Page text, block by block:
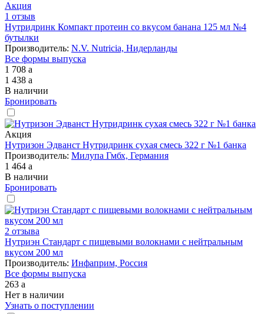
Акция
1 отзыв
Нутридринк Компакт протеин со вкусом банана 125 мл №4
бутылки
Производитель: N.V. Nutricia, Нидерланды
Все формы выпуска
1 708 a
1 438 a
В наличии
Бронировать
Акция
Нутризон Эдванст Нутридринк сухая смесь 322 г №1 банка
Производитель: Милупа Гмбх, Германия
1 464 a
В наличии
Бронировать
2 отзыва
Нутриэн Стандарт с пищевыми волокнами с нейтральным
вкусом 200 мл
Производитель: Инфаприм, Россия
Все формы выпуска
263 a
Нет в наличии
Узнать о поступлении